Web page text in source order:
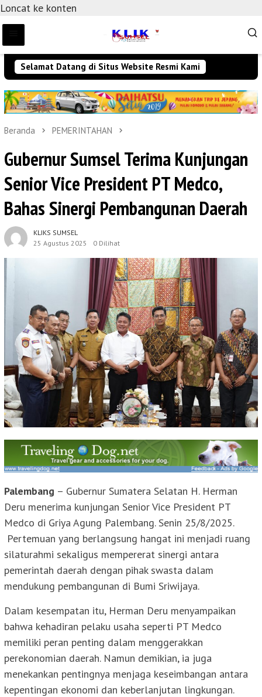
Loncat ke konten
Selamat Datang di Situs Website Resmi Kami
Beranda PEMERINTAHAN
Gubernur Sumsel Terima Kunjungan
Senior Vice President PT Medco,
Bahas Sinergi Pembangunan Daerah
KLIKS SUMSEL
25 Agustus 2025
0 Dilihat
Palembang – Gubernur Sumatera Selatan H. Herman
Deru menerima kunjungan Senior Vice President PT
Medco di Griya Agung Palembang. Senin 25/8/2025.
Pertemuan yang berlangsung hangat ini menjadi ruang
silaturahmi sekaligus mempererat sinergi antara
pemerintah daerah dengan pihak swasta dalam
mendukung pembangunan di Bumi Sriwijaya.
Dalam kesempatan itu, Herman Deru menyampaikan
bahwa kehadiran pelaku usaha seperti PT Medco
memiliki peran penting dalam menggerakkan
perekonomian daerah. Namun demikian, ia juga
menekankan pentingnya menjaga keseimbangan antara
kepentingan ekonomi dan keberlanjutan lingkungan.